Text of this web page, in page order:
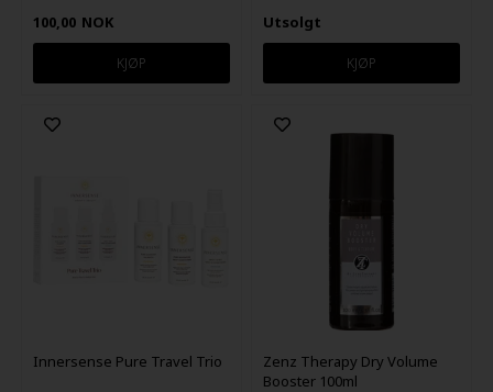
100,00 NOK
Utsolgt
Innersense Pure Travel Trio
Zenz Therapy Dry Volume
Booster 100ml